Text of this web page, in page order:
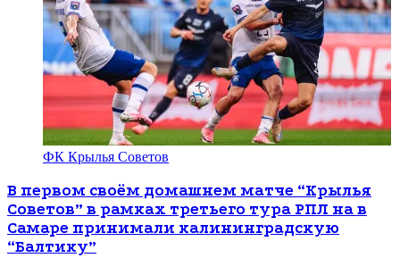
ФК Крылья Советов
В первом своём домашнем матче “Крылья
Советов” в рамках третьего тура РПЛ на в
Самаре принимали калининградскую
“Балтику”